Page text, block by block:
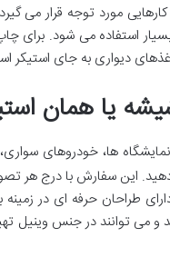
مورد توجه قرار می
دیواری به جای
یا همان
ها، خودروهای
این سفارش با درج هر
طراحان حرفه ای در
و می توانند در جنس وینیل